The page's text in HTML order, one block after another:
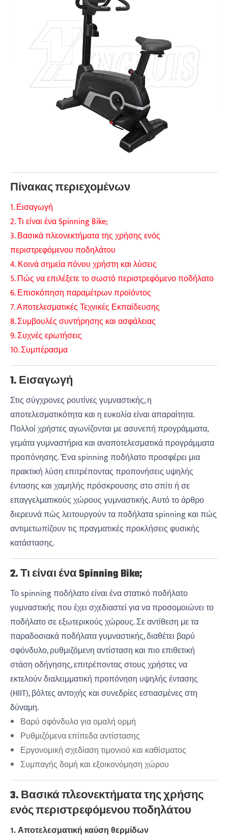
Πίνακας περιεχομένων
1. Εισαγωγή
2. Τι είναι ένα Spinning Bike;
3. Βασικά πλεονεκτήματα της χρήσης ενός
περιστρεφόμενου ποδηλάτου
4. Κοινά σημεία πόνου χρήστη και λύσεις
5. Πώς να επιλέξετε το σωστό περιστρεφόμενο ποδήλατο
6. Επισκόπηση παραμέτρων προϊόντος
7. Αποτελεσματικές Τεχνικές Εκπαίδευσης
8. Συμβουλές συντήρησης και ασφάλειας
9. Συχνές ερωτήσεις
10. Συμπέρασμα
1. Εισαγωγή
Στις σύγχρονες ρουτίνες γυμναστικής, η
αποτελεσματικότητα και η ευκολία είναι απαραίτητα.
Πολλοί χρήστες αγωνίζονται με ασυνεπή προγράμματα,
γεμάτα γυμναστήρια και αναποτελεσματικά προγράμματα
προπόνησης. Ένα spinning ποδήλατο προσφέρει μια
πρακτική λύση επιτρέποντας προπονήσεις υψηλής
έντασης και χαμηλής πρόσκρουσης στο σπίτι ή σε
επαγγελματικούς χώρους γυμναστικής. Αυτό το άρθρο
διερευνά πώς λειτουργούν τα ποδήλατα spinning και πώς
αντιμετωπίζουν τις πραγματικές προκλήσεις φυσικής
κατάστασης.
2. Τι είναι ένα Spinning Bike;
Το spinning ποδήλατο είναι ένα στατικό ποδήλατο
γυμναστικής που έχει σχεδιαστεί για να προσομοιώνει το
ποδήλατο σε εξωτερικούς χώρους. Σε αντίθεση με τα
παραδοσιακά ποδήλατα γυμναστικής, διαθέτει βαρύ
σφόνδυλο, ρυθμιζόμενη αντίσταση και πιο επιθετική
στάση οδήγησης, επιτρέποντας στους χρήστες να
εκτελούν διαλειμματική προπόνηση υψηλής έντασης
(HIIT), βόλτες αντοχής και συνεδρίες εστιασμένες στη
δύναμη.
Βαρύ σφόνδυλο για ομαλή ορμή
Ρυθμιζόμενα επίπεδα αντίστασης
Εργονομική σχεδίαση τιμονιού και καθίσματος
Συμπαγής δομή και εξοικονόμηση χώρου
3. Βασικά πλεονεκτήματα της χρήσης
ενός περιστρεφόμενου ποδηλάτου
1. Αποτελεσματική καύση θερμίδων